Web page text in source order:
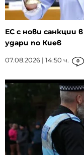
ЕС с нови санкции
удари по Киев
07.08.2026 | 14:50 ч. 0